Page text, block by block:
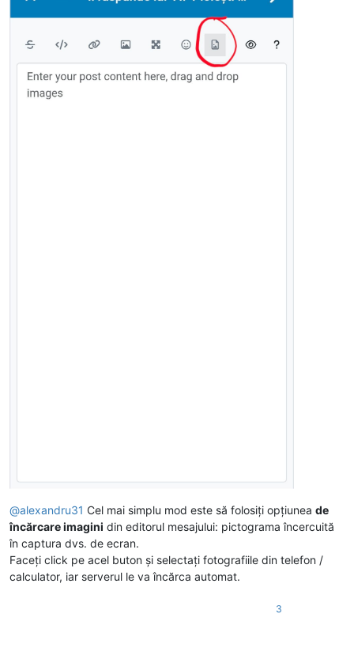
@alexandru31 Cel mai simplu mod este să folosiți opțiunea de
încărcare imagini din editorul mesajului: pictograma încercuită
în captura dvs. de ecran.
Faceți click pe acel buton și selectați fotografiile din telefon /
calculator, iar serverul le va încărca automat.
3